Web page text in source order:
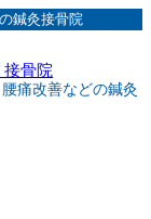
鍼灸接骨院
骨院
痛改善などの鍼灸